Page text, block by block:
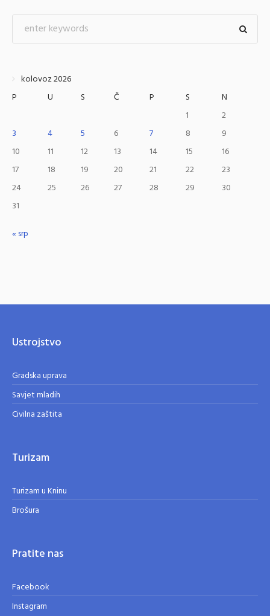
kolovoz 2026
P
U S Č P S
N
1
2
3
4 5 6 7 8
9
10
11 12 13 14 15
16
17
18 19 20 21 22
23
24
25 26 27 28 29
30
31
« srp
Ustrojstvo
Gradska uprava
Savjet mladih
Civilna zaštita
Turizam
Turizam u Kninu
Brošura
Pratite nas
Facebook
Instagram